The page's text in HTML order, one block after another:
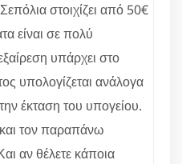
στοιχίζει από 50€
είναι σε πολύ
υπάρχει στο
υπολογίζεται ανάλογα
έκταση του υπογείου.
τον παραπάνω
αν θέλετε κάποια